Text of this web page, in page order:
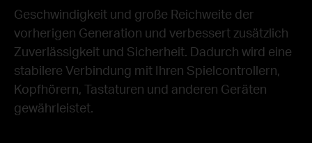
Geschwindigkeit und große Reichweite der
vorherigen Generation und verbessert zusätzlich
Zuverlässigkeit und Sicherheit. Dadurch wird eine
stabilere Verbindung mit Ihren Spielcontrollern,
Kopfhörern, Tastaturen und anderen Geräten
gewährleistet.